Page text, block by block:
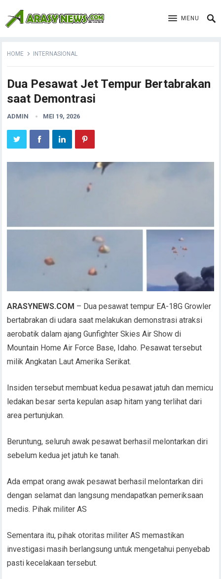
MENU
HOME INTERNASIONAL
Dua Pesawat Jet Tempur Bertabrakan
saat Demontrasi
ADMIN MEI 19, 2026
ARASYNEWS.COM – Dua pesawat tempur EA-18G Growler
bertabrakan di udara saat melakukan demonstrasi atraksi
aerobatik dalam ajang Gunfighter Skies Air Show di
Mountain Home Air Force Base, Idaho. Pesawat tersebut
milik Angkatan Laut Amerika Serikat.
Insiden tersebut membuat kedua pesawat jatuh dan memicu
ledakan besar serta kepulan asap hitam yang terlihat dari
area pertunjukan.
Beruntung, seluruh awak pesawat berhasil melontarkan diri
sebelum kedua jet jatuh ke tanah.
Ada empat orang awak pesawat berhasil melontarkan diri
dengan selamat dan langsung mendapatkan pemeriksaan
medis. Pihak militer AS
Sementara itu, pihak otoritas militer AS memastikan
investigasi masih berlangsung untuk mengetahui penyebab
pasti kecelakaan tersebut.